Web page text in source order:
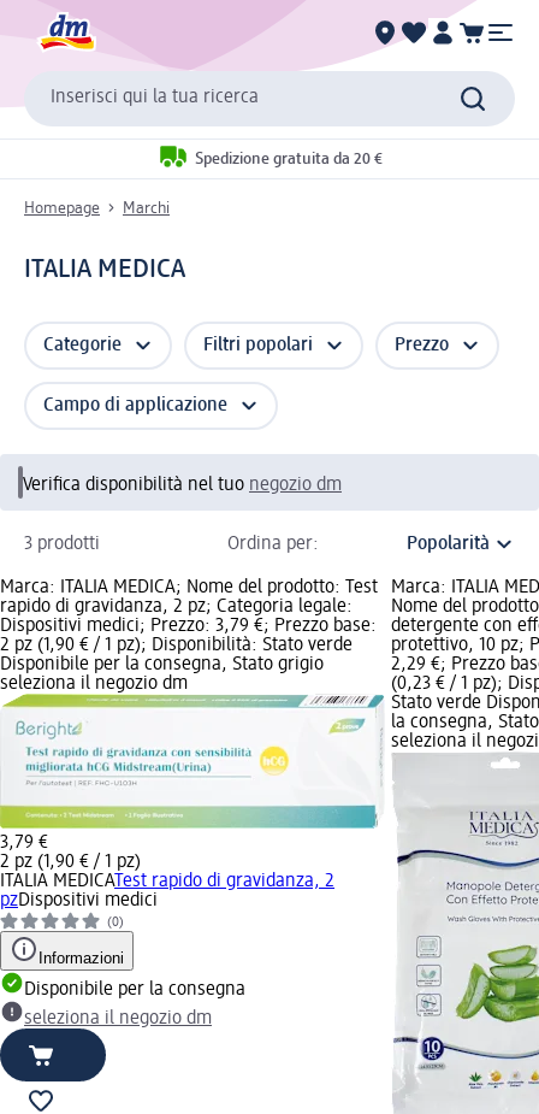
Inserisci qui la tua ricerca
Spedizione gratuita da 20 €
Homepage Marchi
ITALIA MEDICA
Categorie Filtri popolari Prezzo
Campo di applicazione
Verifica disponibilità nel tuo negozio dm
3 prodotti Ordina per:
Marca: ITALIA MEDICA; Nome del prodotto: Test
rapido di gravidanza, 2 pz; Categoria legale:
Dispositivi medici; Prezzo: 3,79 €; Prezzo base:
2 pz (1,90 € / 1 pz); Disponibilità: Stato verde
Disponibile per la consegna, Stato grigio
seleziona il negozio dm
3,79 €
2 pz (1,90 € / 1 pz)
ITALIA MEDICATest rapido di gravidanza, 2
pzDispositivi medici
(0)
Informazioni
Disponibile per la consegna
seleziona il negozio dm
Marca: ITALIA
Nome del
detergente con
protettivo, 10 pz;
2,29 €; Prezzo
(0,23 € / 1 pz);
Stato verde
la consegna,
seleziona il